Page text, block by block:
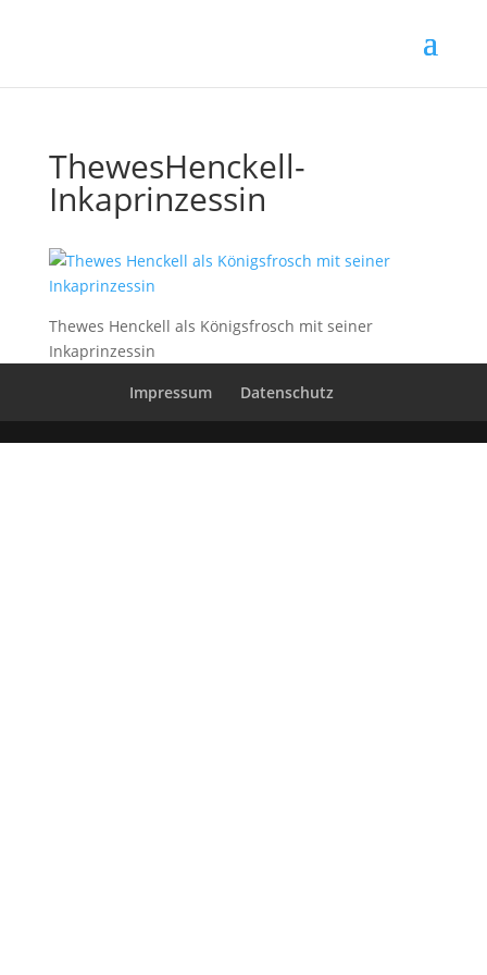
ThewesHenckell-
Inkaprinzessin
Thewes Henckell als Königsfrosch mit seiner
Inkaprinzessin
Impressum
Datenschutz